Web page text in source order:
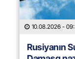
10.08.2026 -
Rusiyanın